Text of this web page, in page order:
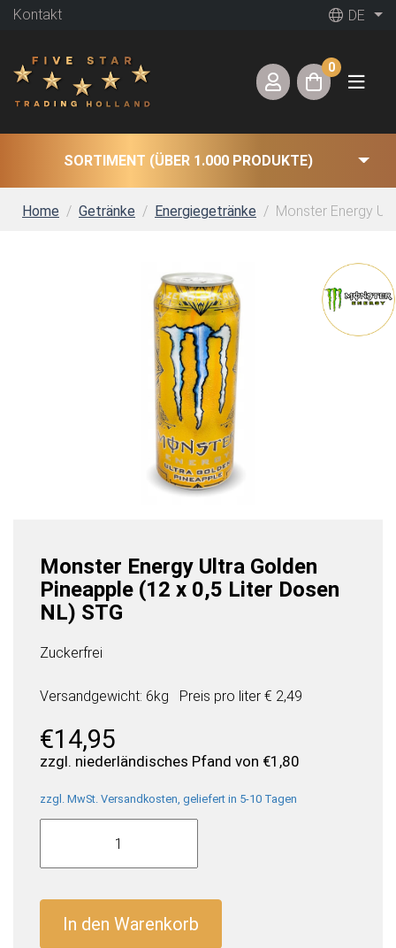
Kontakt DE
0
SORTIMENT (ÜBER 1.000 PRODUKTE)
Home Getränke Energiegetränke Monster Energy
Monster Energy Ultra Golden
Pineapple (12 x 0,5 Liter Dosen
NL) STG
Zuckerfrei
Versandgewicht: 6kg Preis pro liter € 2,49
€14,95
zzgl. niederländisches Pfand von €1,80
zzgl. MwSt. Versandkosten, geliefert in 5-10 Tagen
Monster
Ultra
In den Warenkorb